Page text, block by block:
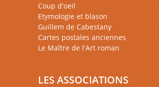
Coup d'oeil
Etymologie et blason
Guillem de Cabestany
Cartes postales anciennes
Le Maître de l'Art roman
LES ASSOCIATIONS